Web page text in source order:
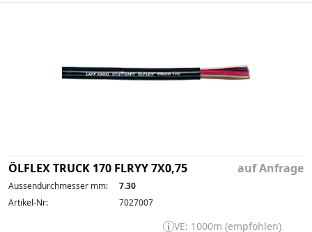
ÖLFLEX TRUCK 170 FLRYY 7X0,75 auf Anfrage
Aussendurchmesser mm:
7.30
Artikel-Nr:
7027007
VE: 1000m (empfohlen)